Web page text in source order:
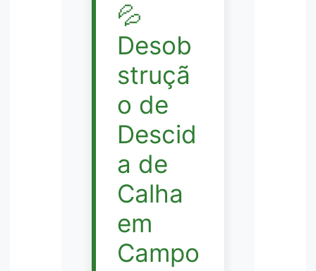
💦
Desob
struçã
o de
Descid
a de
Calha
em
Campo